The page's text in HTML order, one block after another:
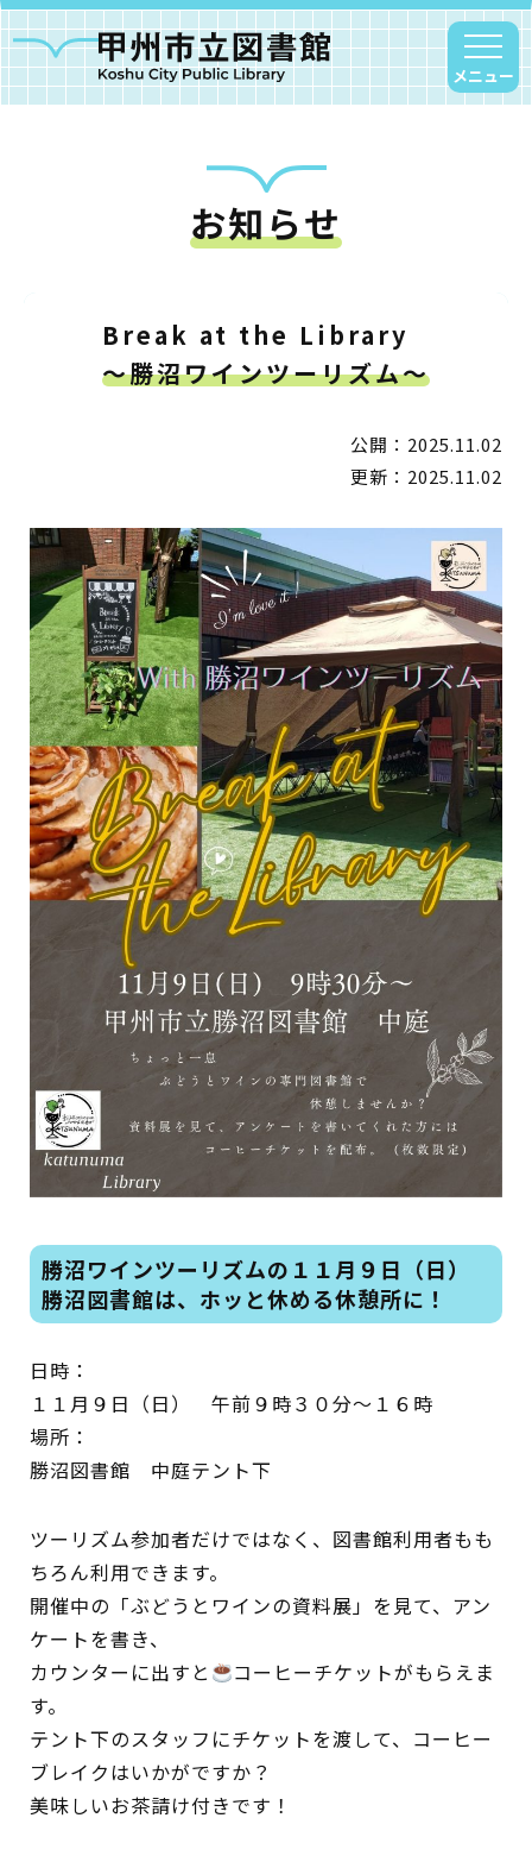
メニュー
お知らせ
Break at the Library
～勝沼ワインツーリズム～
公開：2025.11.02
更新：2025.11.02
勝沼ワインツーリズムの１１月９日（日）
勝沼図書館は、ホッと休める休憩所に！
日時：
１１月９日（日） 午前９時３０分～１６時
場所：
勝沼図書館 中庭テント下
ツーリズム参加者だけではなく、図書館利用者もも
ちろん利用できます。
開催中の「ぶどうとワインの資料展」を見て、アン
ケートを書き、
カウンターに出すと
コーヒーチケットがもらえま
す。
テント下のスタッフにチケットを渡して、コーヒー
ブレイクはいかがですか？
美味しいお茶請け付きです！
甲州市図書館について
塩山図書館
大和図書館
甘草屋敷子ども図書館
イベント
図書館地図PDF
よくあるご質問
マンガ「雨宮敬二郎」
スポンサー企業
リンク集
利用案内
申請書ダウンロード
インターネットサービス
蔵書検索・マイページ
こどもの図書館
としょかん
としょかん